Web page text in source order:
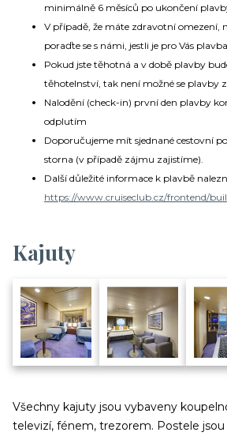
minimálně 6 měsíců po ukončení
V případě, že máte zdravotní omezení,
poraďte se s námi, jestli je pro Vás
Pokud jste těhotná a v době plavby
těhotelnství, tak není možné se plavby
Nalodění (check-in) první den plavby
odplutím
Doporučujeme mít sjednané cestovní
storna (v případě zájmu zajistíme).
Další důležité informace k plavbě
https://www.cruiseclub.cz/frontend/
Kajuty
Všechny kajuty jsou vybaveny
televizí, fénem, trezorem. Postele jsou